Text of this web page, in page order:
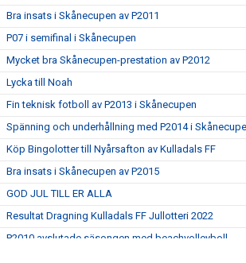
Bra insats i Skånecupen av P2011
P07 i semifinal i Skånecupen
Mycket bra Skånecupen-prestation av P2012
Lycka till Noah
Fin teknisk fotboll av P2013 i Skånecupen
Spänning och underhållning med P2014 i
Köp Bingolotter till Nyårsafton av Kulladals FF
Bra insats i Skånecupen av P2015
GOD JUL TILL ER ALLA
Resultat Dragning Kulladals FF Jullotteri 2022
P2010 avslutade säsongen med beachvolleyboll